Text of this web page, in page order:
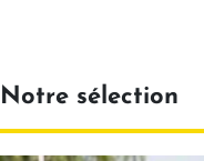
Notre sélection